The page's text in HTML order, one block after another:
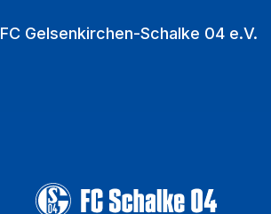
FC Gelsenkirchen-Schalke 04 e.V.